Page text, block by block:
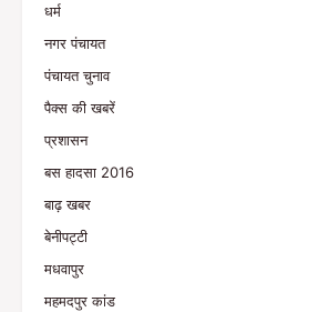
धर्म
नगर पंचायत
पंचायत चुनाव
पैक्स की खबरें
प्रशासन
बस हादसा 2016
बाढ़ खबर
बेनीपट्टी
मधवापुर
महमदपुर कांड